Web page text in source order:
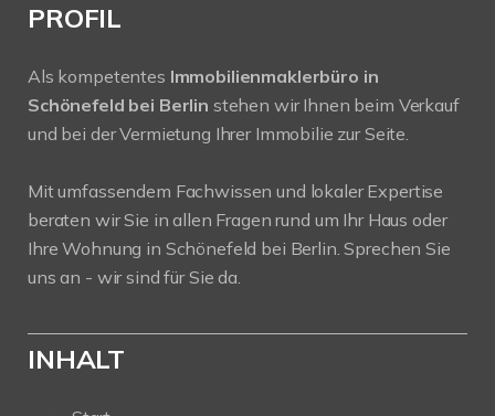
PROFIL
Als kompetentes Immobilienmaklerbüro in
Schönefeld bei Berlin stehen wir Ihnen beim Verkauf
und bei der Vermietung Ihrer Immobilie zur Seite.
Mit umfassendem Fachwissen und lokaler Expertise
beraten wir Sie in allen Fragen rund um Ihr Haus oder
Ihre Wohnung in Schönefeld bei Berlin. Sprechen Sie
uns an - wir sind für Sie da.
INHALT